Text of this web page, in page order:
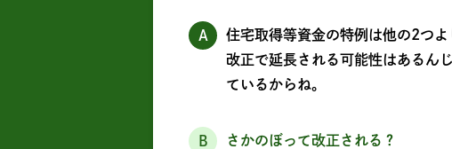
A
住宅取得等資金の特例は他の2つ
改正で延長される可能性はあるん
ているからね。
B さかのぼって改正される？